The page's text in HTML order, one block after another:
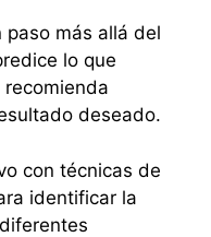
paso más allá del
lo que
deseado.
con técnicas de
identificar la